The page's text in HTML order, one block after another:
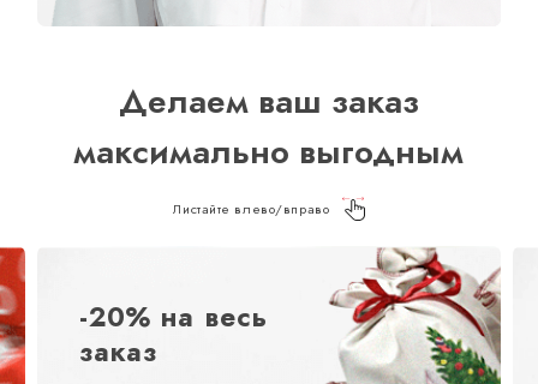
Делаем ваш заказ
максимально выгодным
Листайте влево/вправо
-20% на весь
заказ